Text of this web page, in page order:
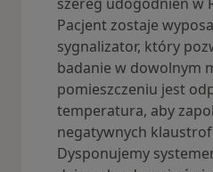
Pacjent zostaje
sygnalizator, który
badanie w dowolnym
pomieszczeniu jest
temperatura, aby
negatywnych
Dysponujemy